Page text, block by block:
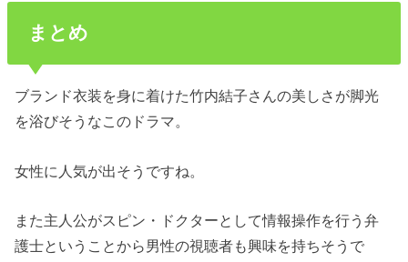
まとめ
ブランド衣装を身に着けた竹内結子さんの美しさが脚光
を浴びそうなこのドラマ。
女性に人気が出そうですね。
また主人公がスピン・ドクターとして情報操作を行う弁
護士ということから男性の視聴者も興味を持ちそうで